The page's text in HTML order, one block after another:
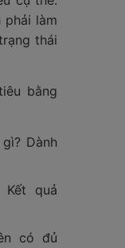
phải làm
thái
bằng
Dành
Kết quả
có đủ